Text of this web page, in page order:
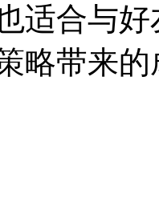
适合与
略带来